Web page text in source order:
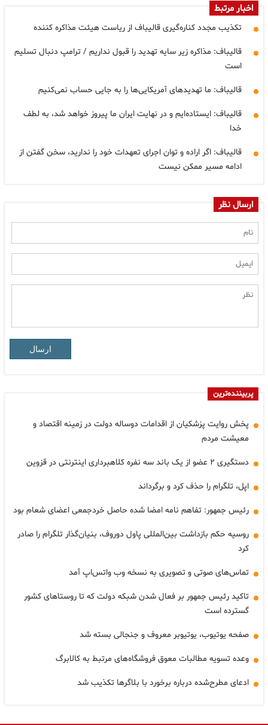
اخبار مرتبط
تکذیب مجدد کناره‌گیری قالیباف از ریاست هیئت‌ مذاکره کننده
قالیباف: مذاکره زیر سایه تهدید را قبول نداریم / ترامپ دنبال تسلیم
است
قالیباف: ما تهدیدهای آمریکایی‌ها را به جایی حساب نمی‌کنیم
قالیباف: ‌ایستاده‌ایم و در نهایت ⁧‫ایران ما پیروز خواهد شد، به لطف
خدا
قالیباف: اگر اراده و توان اجرای تعهدات خود را ندارید، سخن گفتن از
ادامه مسیر ممکن نیست
ارسال نظر
ارسال
پربیننده‌ترین
پخش روایت پزشکیان از اقدامات دوساله دولت در زمینه اقتصاد و
معیشت مردم
دستگیری ۲ عضو از یک باند سه نفره کلاهبرداری اینترنتی در قزوین
اپل، تلگرام را حذف کرد و برگرداند
رئیس جمهور: تفاهم نامه امضا شده حاصل خردجمعی اعضای شعام بود
روسیه حکم بازداشت بین‌المللی پاول دوروف، بنیان‌گذار تلگرام را صادر
کرد
تماس‌های صوتی و تصویری به نسخه وب واتس‌اپ آمد
تاکید رئیس جمهور بر فعال شدن شبکه دولت که تا روستاهای کشور
گسترده است
صفحه یوتیوب، یوتیوبر معروف و جنجالی بسته شد
وعده تسویه مطالبات معوق فروشگاه‌های مرتبط به کالابرگ
ادعای مطرح‌شده درباره برخورد با بلاگرها تکذیب شد